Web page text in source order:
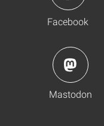
Facebook
Mastodon